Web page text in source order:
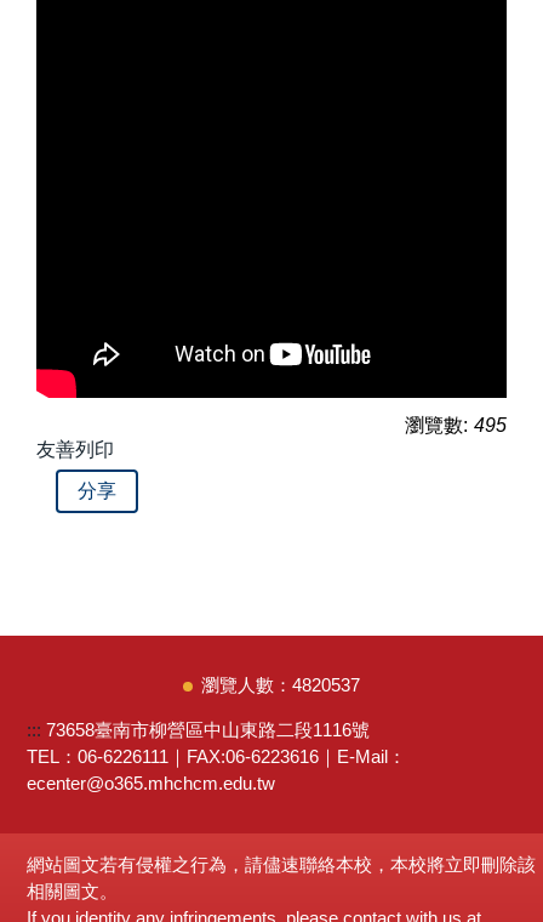
瀏覽數: 495
友善列印
分享
4820537
::: 73658臺南市柳營區中山東路二段1116號
TEL：06-6226111｜FAX:06-6223616｜E-Mail：
ecenter@o365.mhchcm.edu.tw
網站圖文若有侵權之行為，請儘速聯絡本校，本校將立即刪除該
相關圖文。
If you identity any infringements, please contact with us at